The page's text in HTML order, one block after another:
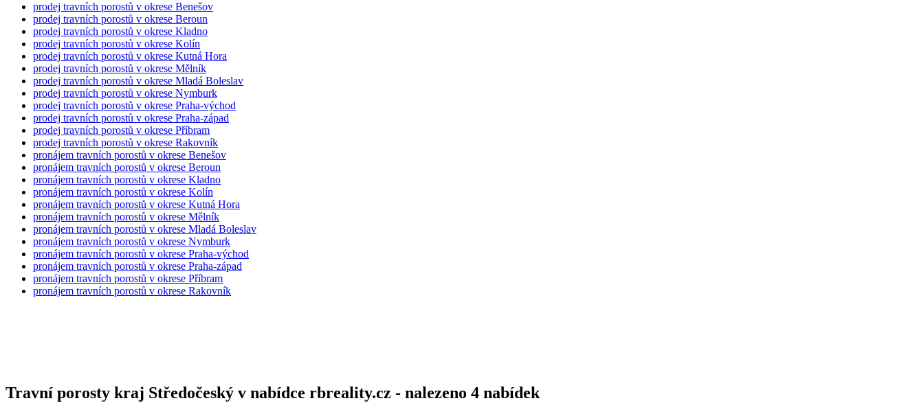
prodej travních porostů v okrese Benešov
prodej travních porostů v okrese Beroun
prodej travních porostů v okrese Kladno
prodej travních porostů v okrese Kolín
prodej travních porostů v okrese Kutná Hora
prodej travních porostů v okrese Mělník
prodej travních porostů v okrese Mladá Boleslav
prodej travních porostů v okrese Nymburk
prodej travních porostů v okrese Praha-východ
prodej travních porostů v okrese Praha-západ
prodej travních porostů v okrese Příbram
prodej travních porostů v okrese Rakovník
pronájem travních porostů v okrese Benešov
pronájem travních porostů v okrese Beroun
pronájem travních porostů v okrese Kladno
pronájem travních porostů v okrese Kolín
pronájem travních porostů v okrese Kutná Hora
pronájem travních porostů v okrese Mělník
pronájem travních porostů v okrese Mladá Boleslav
pronájem travních porostů v okrese Nymburk
pronájem travních porostů v okrese Praha-východ
pronájem travních porostů v okrese Praha-západ
pronájem travních porostů v okrese Příbram
pronájem travních porostů v okrese Rakovník
Travní porosty kraj Středočeský v nabídce rbreality.cz - nalezeno 4 nabídek